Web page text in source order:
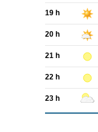
19 h
20 h
21 h
22 h
23 h